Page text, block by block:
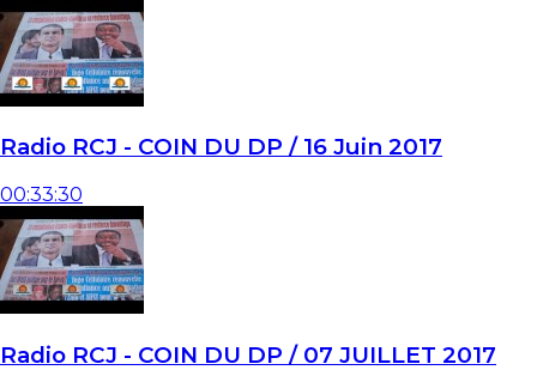
Radio RCJ - COIN DU DP / 16 Juin 2017
00:33:30
Radio RCJ - COIN DU DP / 07 JUILLET 2017